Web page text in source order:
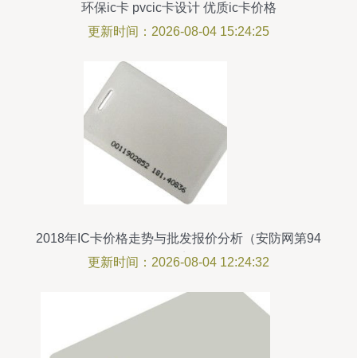
环保ic卡 pvcic卡设计 优质ic卡价格
更新时间：2026-08-04 15:24:25
2018年IC卡价格走势与批发报价分析（安防网第94
页观点）
更新时间：2026-08-04 12:24:32